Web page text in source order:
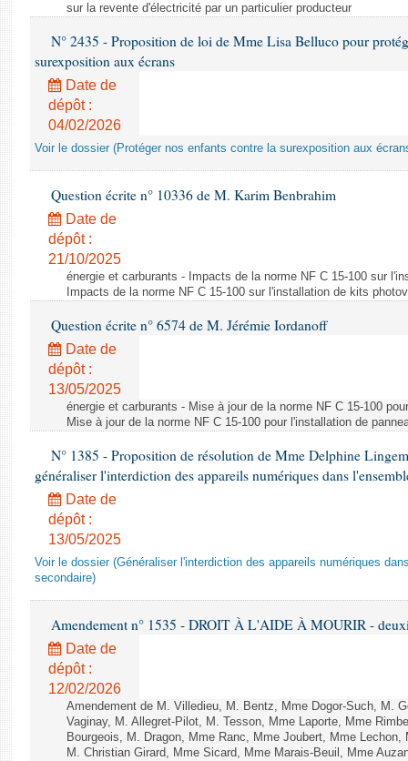
sur la revente d'électricité par un particulier producteur
N° 2435 - Proposition de loi de Mme Lisa Belluco pour
surexposition aux écrans
Date de
dépôt :
04/02/2026
Voir le dossier (Protéger nos enfants contre la surexposition aux
Question écrite n° 10336 de M. Karim Benbrahim
Date de
dépôt :
21/10/2025
énergie et carburants - Impacts de la norme NF C 15-100 sur
Impacts de la norme NF C 15-100 sur l'installation de kits
Question écrite n° 6574 de M. Jérémie Iordanoff
Date de
dépôt :
13/05/2025
énergie et carburants - Mise à jour de la norme NF C 15-100
Mise à jour de la norme NF C 15-100 pour l'installation de
N° 1385 - Proposition de résolution de Mme Delphine
généraliser l'interdiction des appareils numériques dans
Date de
dépôt :
13/05/2025
Voir le dossier (Généraliser l'interdiction des appareils numériques
secondaire)
Amendement n° 1535 - DROIT À L'AIDE À MOURIR -
Date de
dépôt :
12/02/2026
Amendement de M. Villedieu, M. Bentz, Mme Dogor-Such, M.
Vaginay, M. Allegret-Pilot, M. Tesson, Mme Laporte, Mme
Bourgeois, M. Dragon, Mme Ranc, Mme Joubert, Mme
M. Christian Girard, Mme Sicard, Mme Marais-Beuil, Mme